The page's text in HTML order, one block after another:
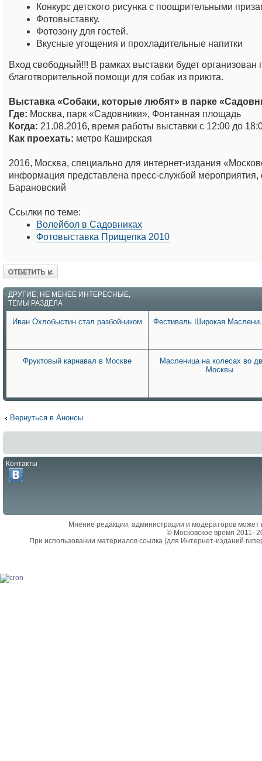
Конкурс детского рисунка с поощрительными
Фотовыставку.
Фотозону для гостей.
Вкусные угощения и прохладительные напитки
Вход свободный!!! В рамках выставки будет организован
благотворительной помощи для собак из приюта.
Выставка «Собаки, которые любят» в парке
Где: Москва, парк «Садовники», Фонтанная площадь
Когда: 21.08.2016, время работы выставки с 12:00 до
Как проехать: метро Каширская
2016, Москва, специально для интернет-издания
информация представлена пресс-службой мероприятия,
Барановский
Ссылки по теме:
Волейбол в Садовниках
Фотовыставка Прищепка 2010
Ответить
ДРУГИЕ, НЕ МЕНЕЕ ИНТЕРЕСНЫЕ,
ТЕМЫ РАЗДЕЛА
Иван Охлобыстин стал разбойником Фестиваль Широкая
Фруктовый карнавал в Москве
Масленица на колесах во
Москвы
Вернуться в Анонсы
Контакты
Мнение редакции, администрации и модераторов может
© Московское время
При использовании материалов ссылка (для Интернет-изданий